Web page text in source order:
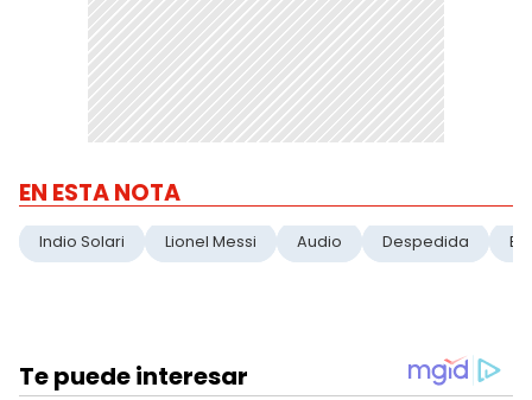
EN ESTA NOTA
Indio Solari Lionel Messi Audio Despedida